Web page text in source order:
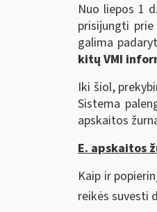
Nuo liepos 1
prisijungti
galima
kitų VMI
Iki šiol,
Sistema
apskaitos
E. apskaitos
Kaip ir
reikės suvesti